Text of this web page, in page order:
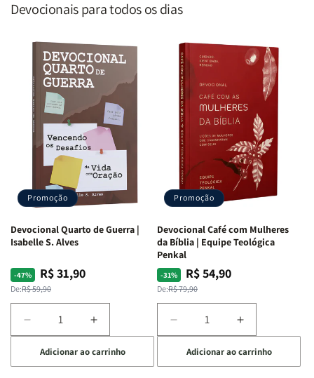
Devocionais para todos os dias
Promoção
Devocional Quarto de Guerra |
Isabelle S. Alves
-47%
Preço
normal
De:R$ 59,90
Preço
promocional
R$ 31,90
Diminuir
a
quantidade
de
Aumentar
a
quantidade
de
Adicionar ao carrinho
Promoção
Devocional Café com Mulheres
da Bíblia | Equipe Teológica
Penkal
-31%
Preço
normal
De:R$ 79,90
Preço
promocional
R$ 54,90
Diminuir
a
quantidade
de
Aumentar
a
quantidade
de
Adicionar ao carrinho